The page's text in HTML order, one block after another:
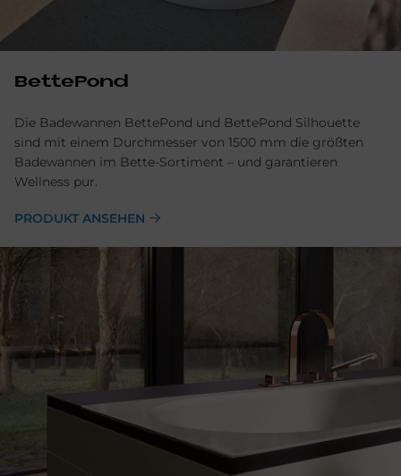
BettePond
Die Badewannen BettePond und BettePond Silhouette
sind mit einem Durchmesser von 1500 mm die größten
Badewannen im Bette-Sortiment – und garantieren
Wellness pur.
PRODUKT ANSEHEN